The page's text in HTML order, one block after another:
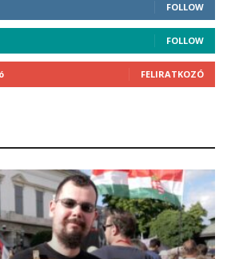
FOLLOW
FOLLOW
FELIRATKOZÓ